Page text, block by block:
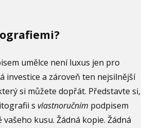
umělce není luxus jen pro
investice a zároveň ten nejsilnější
si můžete dopřát. Představte si,
s vlastnoručním podpisem
kusu. Žádná kopie. Žádná